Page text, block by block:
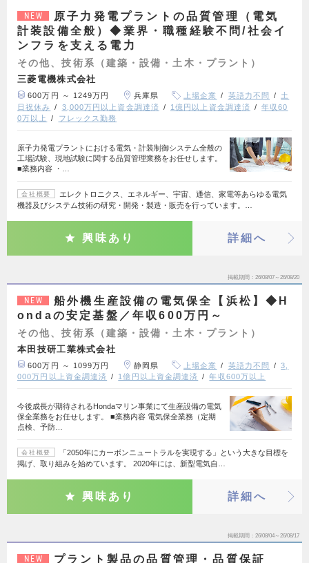
NEW
原子力発電プラントの品質管理（電気
計装設備全般）◆業界・職種経験不問/社会イ
ンフラを支える電力
その他、技術系（建築・設備・土木・プラント）
三菱電機株式会社
600万円 ～ 1249万円 兵庫県 上場企業 英語力不問
土
日祝休み
3,000万円以上資金調達済 1億円以上資金調達済
年収60
0万以上
フレックス勤務
原子力発電プラントにおける電気・計装制御システム全般の
工場試験、現地試験に関する品質管理業務をお任せします。
■業務内容 ・…
会社概要
エレクトロニクス、エネルギー、宇宙、通信、家電等あらゆる電気
機器及びシステム技術の研究・開発・製造・販売を行っています。…
興味あり 詳細へ
掲載期間 26/08/07～26/08/20
NEW
船外機生産設備の電気保全【浜松】◆H
ondaの安定基盤／年収600万円～
その他、技術系（建築・設備・土木・プラント）
本田技研工業株式会社
600万円 ～ 1099万円 静岡県 上場企業 英語力不問
3,
000万円以上資金調達済
1億円以上資金調達済 年収600万以上
今後成長が期待されるHondaマリン事業にて生産設備の電気
保全業務をお任せします。 ■業務内容 電気保全業務（定期
点検、予防…
会社概要
「2050年にカーボンニュートラルを実現する」という大きな目標を
掲げ、取り組みを始めています。 2020年には、新型電気自…
興味あり 詳細へ
掲載期間 26/08/04～26/08/17
NEW プラント製品の品質管理・品質保証